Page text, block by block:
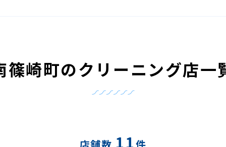
篠崎町のクリーニング店一
11